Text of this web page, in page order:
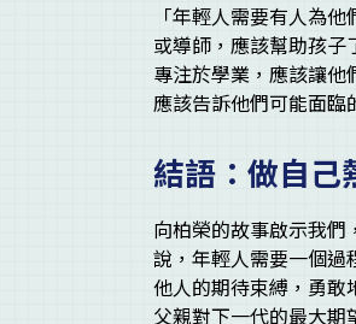
「年輕人需要有人為
或導師，應該幫助孩
專注於學業，應該讓
應該告訴他們可能面臨
結語：做自己
向柏榮的故事啟示我
說，年輕人需要一個
他人的期待束縛，勇敢
父親對下一代的最大期